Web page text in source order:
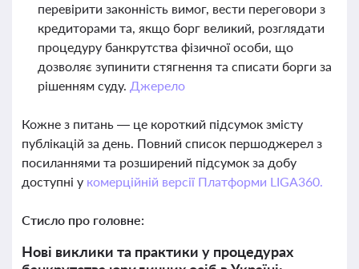
перевірити законність вимог, вести переговори з
кредиторами та, якщо борг великий, розглядати
процедуру банкрутства фізичної особи, що
дозволяє зупинити стягнення та списати борги за
рішенням суду. Джерело
Кожне з питань — це короткий підсумок змісту
публікацій за день. Повний список першоджерел з
посиланнями та розширений підсумок за добу
доступні у комерційній версії Платформи LIGA360.
Стисло про головне:
Нові виклики та практики у процедурах